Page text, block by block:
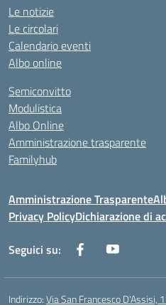
Le notizie
Le circolari
Calendario eventi
Albo online
Semiconvitto
Modulistica
Albo Online
Amministrazione trasparente
Familyhub
Amministrazione Trasparente
Privacy PolicyDichiarazione di
Seguici su:
Indirizzo:Via San Francesco D'Assisi,